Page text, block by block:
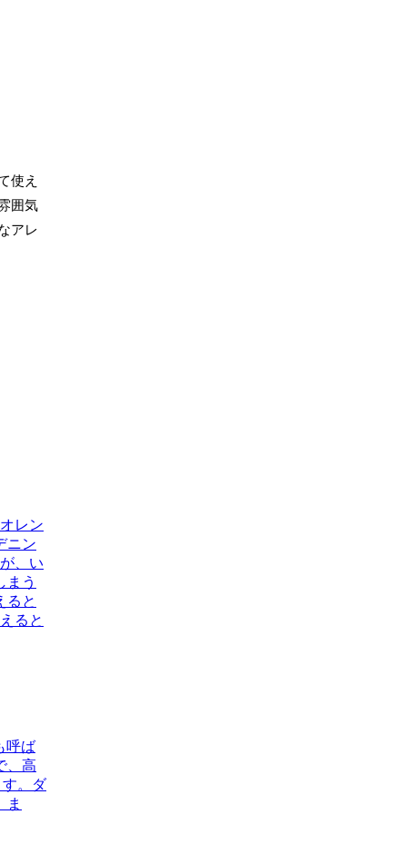
使え
囲気
アレ
レン
ニン
、い
まう
ると
ると
呼ば
、高
。ダ
ま